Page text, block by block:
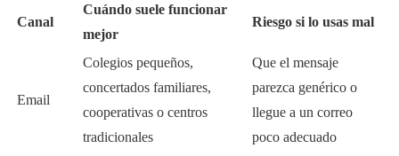
Canal
Cuándo suele funcionar
mejor
Riesgo si lo usas mal
Email
Colegios pequeños,
concertados familiares,
cooperativas o centros
tradicionales
Que el mensaje
parezca genérico o
llegue a un correo
poco adecuado